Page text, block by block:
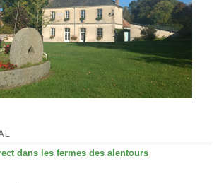
dans les fermes des alentours